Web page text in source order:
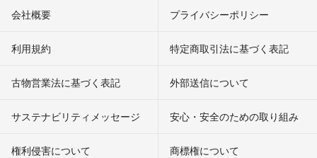
会社概要 プライバシーポリシー
利用規約 特定商取引法に基づく表記
古物営業法に基づく表記 外部送信について
サステナビリティメッセージ 安心・安全のための取り組み
権利侵害について
商標権について